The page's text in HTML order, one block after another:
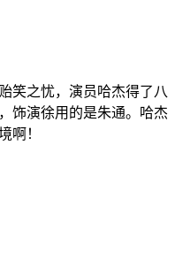
笑之忧，演员哈杰得了八
饰演徐用的是朱通。哈杰
啊！